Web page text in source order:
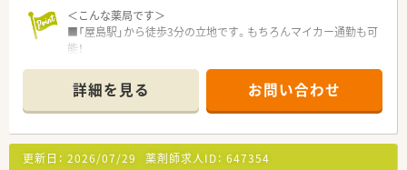
■福利厚生などがしっかりしている企業で働きたい方
■研修制度を利用してご自身のスキルアップもしていきたい方
等々
＜こんな薬局です＞
■「屋島駅」から徒歩3分の立地です。もちろんマイカー通勤も可
能！
■門前はなく広域より応需予定の為自分のペースでお仕事がで
きます。
＜設備も充実＞
■電子薬歴や監査システムを完備しています。
詳細を見る お問い合わせ
更新日： 2026/07/29 薬剤師求人ID： 647354